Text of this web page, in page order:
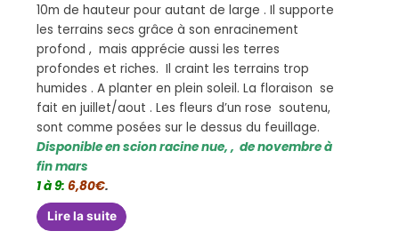
10m de hauteur pour autant de large . Il supporte
les terrains secs grâce à son enracinement
profond , mais apprécie aussi les terres
profondes et riches. Il craint les terrains trop
humides . A planter en plein soleil. La floraison se
fait en juillet/aout . Les fleurs d’un rose soutenu,
sont comme posées sur le dessus du feuillage.
Disponible en scion racine nue, , de novembre à
fin mars
1 à 9: 6,80€.
Lire la suite